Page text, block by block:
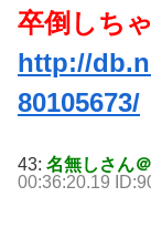
卒倒しち
http://
80105673/
43: 名無しさん
00:36:20.19